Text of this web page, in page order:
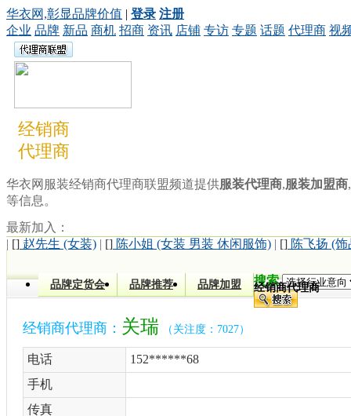
华衣网,彰显品牌价值 | 登录 注册
企业 品牌 新品 商机 招商 资讯 店铺 专访 专题 话题 代理商 视
经销商
代理商
华衣网服装经销商代理商联盟频道提供服装代理商, 服装加盟商,
等信息。
最新加入：
| [] 赵先生 (女装) | [] 陈小姐 (女装 男装 休闲服饰) | [] 陈飞扬 (
品牌定货会 品牌推荐 品牌加盟 搜索
经销商代理商
经销商代理商： 关瑞 （关注度：7027）
电话
152******68
手机
传真